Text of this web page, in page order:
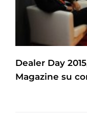
Dealer Day
Magazine su